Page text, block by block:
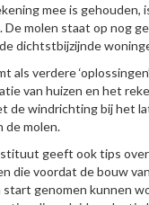
mee is gehouden,
De molen staat op nog
dichtstbijzijnde
als verdere
van huizen en het
de windrichting bij het
de molen.
geeft ook tips over
die voordat de bouw
start genomen kunnen